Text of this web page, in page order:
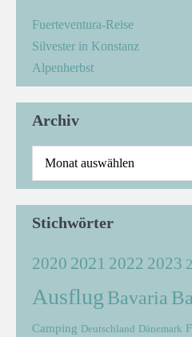
Fuerteventura-Reise
Silvester in Konstanz
Alpenherbst
Archiv
Stichwörter
2020 2021 2022 2023
Ausflug Bavaria
Camping Deutschland Dänemark